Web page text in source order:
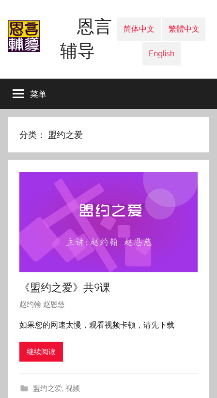
恩言
辅导
简体中文 繁體中文
English
菜单
分类： 盟约之爱
《盟约之爱》共9课
发
于
2
年
赵约翰 赵恩慈
如果您的网速太慢，观看视频卡顿，请先下载
继续阅读
盟约之爱, 视频